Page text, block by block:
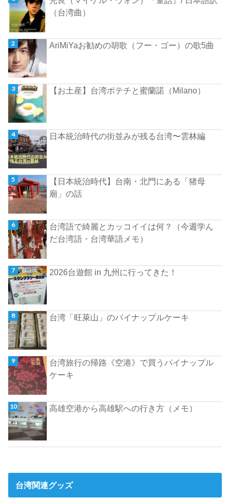
（台湾曲）
AriMiYaお勧めの胡歌（フー・ゴー）の歌5曲
【お土産】台湾ポテチと蜜蘭諾（Milano）
日本統治時代の街並みが残る台湾〜雲林編
【日本統治時代】台南・北門にある「猪母
廟」の話
台湾語で綺麗とカッコイイは何？（今週学ん
だ台湾語・台湾華語メモ）
2026台遊館 in 九州に行ってきた！
台湾「旺萊山」のパイナップルケーキ
台湾旅行の帰路《空港》で買うパイナップル
ケーキ
高雄空港から高雄駅への行き方（メモ）
台湾関連グッズ